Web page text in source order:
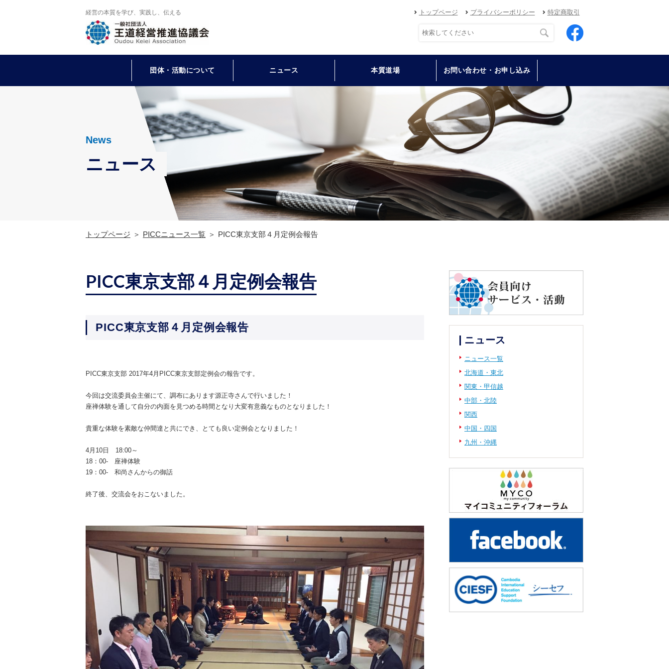
経営の本質を学び、実践し、伝える トップページ プライバシーポリシー 特定商取引
団体・活動について ニュース 本質道場 お問い合わせ・お申し込み
News
ニュース
トップページ PICCニュース一覧 PICC東京支部４月定例会報告
PICC東京支部４月定例会報告
PICC東京支部４月定例会報告
PICC東京支部 2017年4月PICC東京支部定例会の報告です。
今回は交流委員会主催にて、調布にあります源正寺さんで行いました！
座禅体験を通して自分の内面を見つめる時間となり大変有意義なものとなりました！
貴重な体験を素敵な仲間達と共にでき、とても良い定例会となりました！
4月10日 18:00～
18：00- 座禅体験
19：00- 和尚さんからの御話
終了後、交流会をおこないました。
ニュース
ニュース一覧
北海道・東北
関東・甲信越
中部・北陸
関西
中国・四国
九州・沖縄